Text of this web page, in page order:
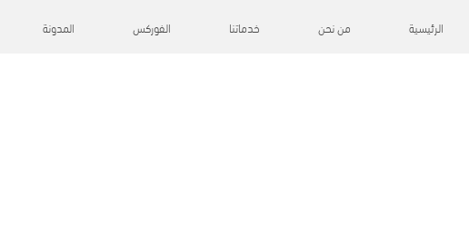
الرئيسية من نحن خدماتنا الفوركس المدونة